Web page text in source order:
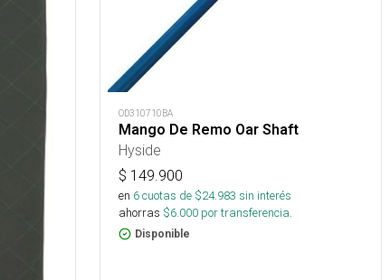
OD310710BA
Mango De Remo Oar Shaft
Hyside
$ 149.900
en 6cuotas de $24.983 sin interés
ahorras $6.000 por transferencia.
Disponible